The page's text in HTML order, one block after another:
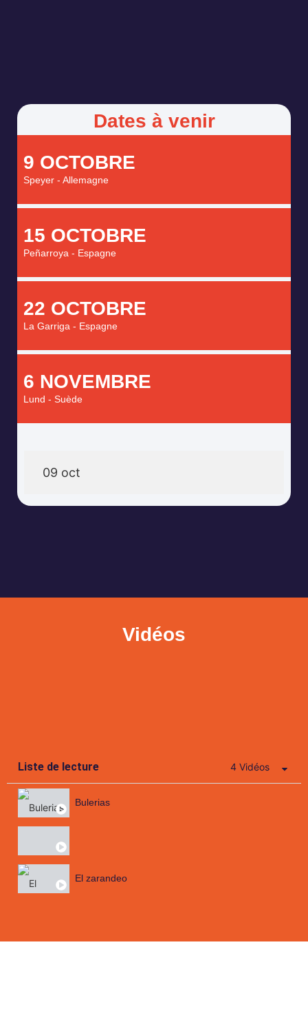
Dates à venir
9 OCTOBRE
Speyer - Allemagne
15 OCTOBRE
Peñarroya - Espagne
22 OCTOBRE
La Garriga - Espagne
6 NOVEMBRE
Lund - Suède
09 oct
Vidéos
Liste de lecture 4 Vidéos
Bulerias
El zarandeo